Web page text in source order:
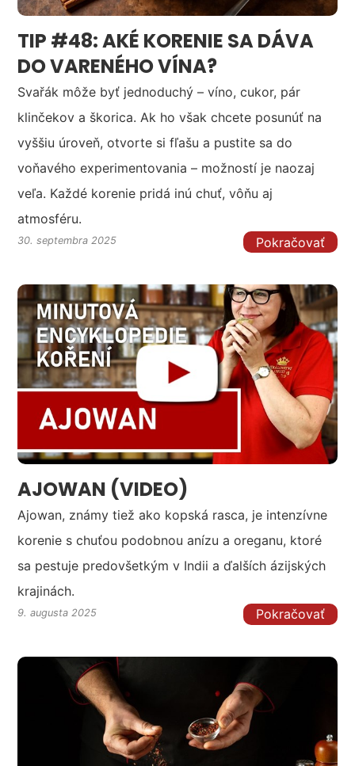
30. septembra 2025
TIP #48: AKÉ KORENIE SA DÁVA
DO VARENÉHO VÍNA?
Svařák môže byť jednoduchý – víno, cukor, pár
klinčekov a škorica. Ak ho však chcete posunúť na
vyššiu úroveň, otvorte si fľašu a pustite sa do
voňavého experimentovania – možností je naozaj
veľa. Každé korenie pridá inú chuť, vôňu aj
atmosféru.
Pokračovať
9. augusta 2025
AJOWAN (VIDEO)
Ajowan, známy tiež ako kopská rasca, je intenzívne
korenie s chuťou podobnou anízu a oreganu, ktoré
sa pestuje predovšetkým v Indii a ďalších ázijských
krajinách.
Pokračovať